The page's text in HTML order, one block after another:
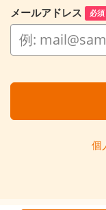
メールアドレス 必須
個